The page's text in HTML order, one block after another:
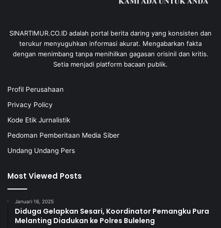
SINARTIMUR.CO.ID adalah portal berita daring yang konsisten dan
terukur menyuguhkan informasi akurat. Mengabarkan fakta
dengan menimbang tanpa menihilkan gagasan orisinil dan kritis.
Setia menjadi platform bacaan publik.
Profil Perusahaan
Privacy Policy
Kode Etik Jurnalistik
Pedoman Pemberitaan Media Siber
Undang Undang Pers
Most Viewed Posts
Januari 16, 2025
Diduga Gelapkan Sesari, Koordinator Pemangku Pura
Melanting Diadukan ke Polres Buleleng